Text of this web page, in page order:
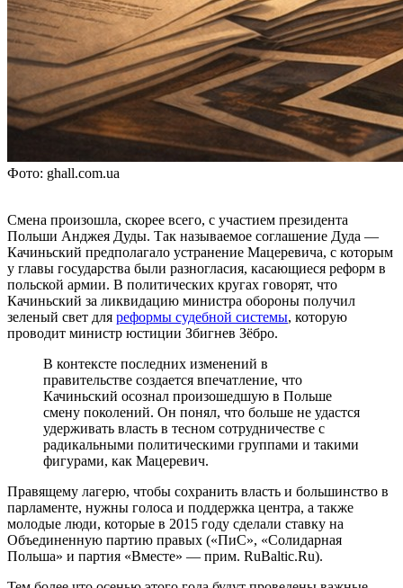
Фото: ghall.com.ua
Смена произошла, скорее всего, с участием президента
Польши Анджея Дуды. Так называемое соглашение Дуда —
Качиньский предполагало устранение Мацеревича, с которым
у главы государства были разногласия, касающиеся реформ в
польской армии. В политических кругах говорят, что
Качиньский за ликвидацию министра обороны получил
зеленый свет для реформы судебной системы, которую
проводит министр юстиции Збигнев Зёбро.
В контексте последних изменений в
правительстве создается впечатление, что
Качиньский осознал произошедшую в Польше
смену поколений. Он понял, что больше не удастся
удерживать власть в тесном сотрудничестве с
радикальными политическими группами и такими
фигурами, как Мацеревич.
Правящему лагерю, чтобы сохранить власть и большинство в
парламенте, нужны голоса и поддержка центра, а также
молодые люди, которые в 2015 году сделали ставку на
Объединенную партию правых («ПиС», «Солидарная
Польша» и партия «Вместе» — прим. RuBaltic.Ru).